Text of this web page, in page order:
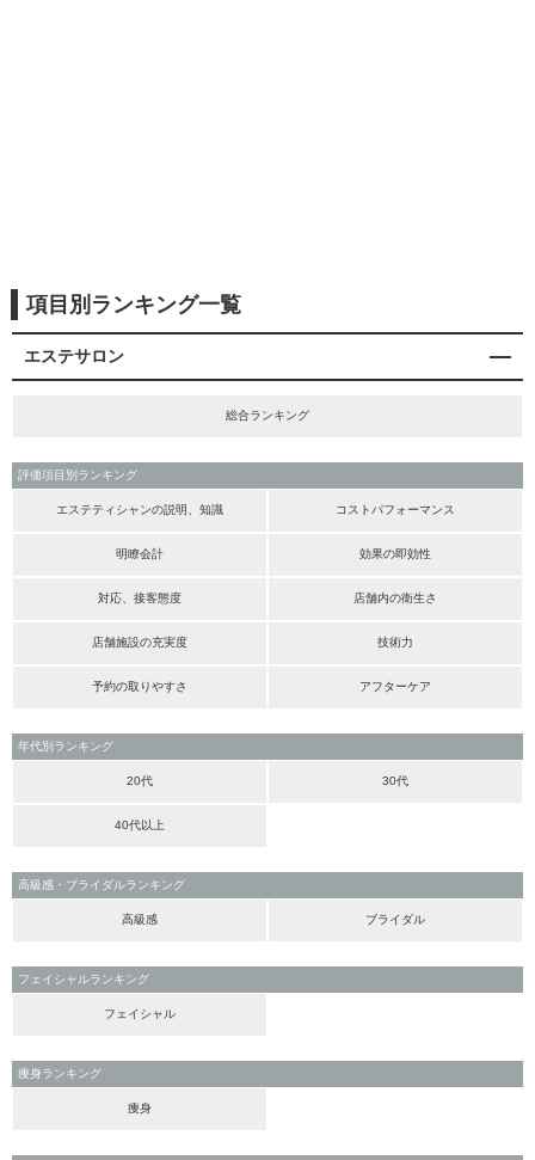
項目別ランキング一覧
エステサロン
総合ランキング
評価項目別ランキング
エステティシャンの説明、知識 コストパフォーマンス
明瞭会計 効果の即効性
対応、接客態度 店舗内の衛生さ
店舗施設の充実度 技術力
予約の取りやすさ アフターケア
年代別ランキング
20代 30代
40代以上
高級感・ブライダルランキング
高級感 ブライダル
フェイシャルランキング
フェイシャル
痩身ランキング
痩身